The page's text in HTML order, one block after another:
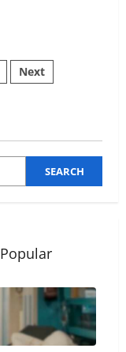
Next
SEARCH
Popular